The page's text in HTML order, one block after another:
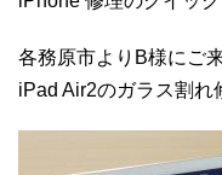
各務原市よりB様にご
iPad Air2のガラス割れ